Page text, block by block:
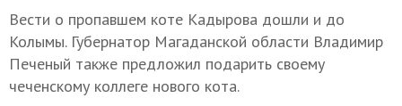
Вести о пропавшем коте Кадырова дошли и до
Колымы. Губернатор Магаданской области Владимир
Печеный также предложил подарить своему
чеченскому коллеге нового кота.